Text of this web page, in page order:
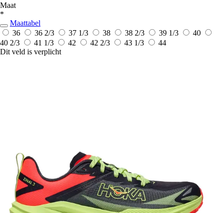
Maat
*
Maattabel
36
36 2/3 37 1/3 38 38 2/3 39 1/3
40
40 2/3
41 1/3 42 42 2/3 43 1/3
44
Dit veld is verplicht